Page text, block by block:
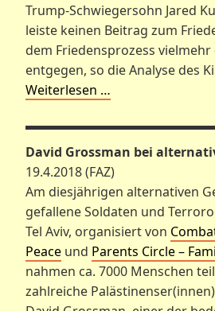
Trump-Schwiegersohn Jared
leiste keinen Beitrag zum
dem Friedensprozess
entgegen, so die Analyse des
Weiterlesen …
David Grossman bei
19.4.2018 (FAZ)
Am diesjährigen alternativen
gefallene Soldaten und
Tel Aviv, organisiert von
Peace und Parents Circle –
nahmen ca. 7000 Menschen
zahlreiche